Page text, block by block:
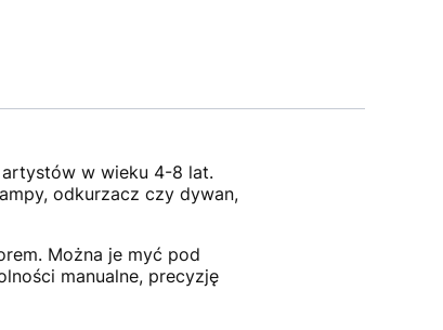
w wieku 4-8 lat.
odkurzacz czy dywan,
Można je myć pod
manualne, precyzję